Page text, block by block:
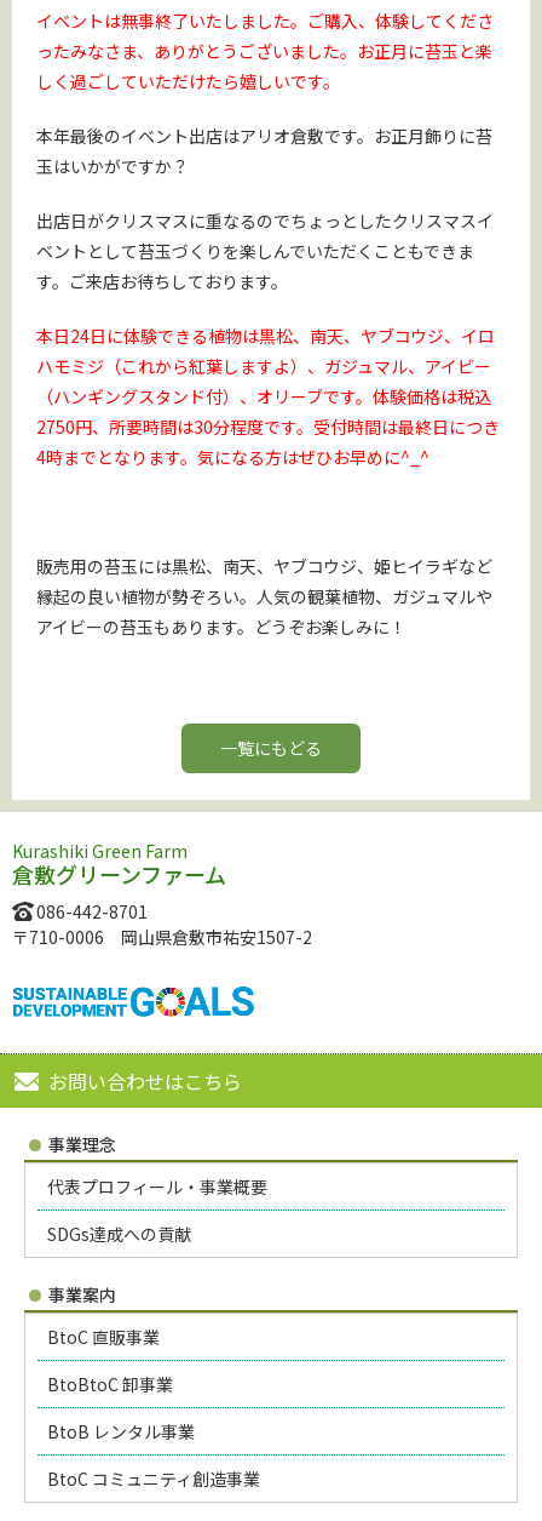
イベントは無事終了いたしました。ご購入、体験してくださ
ったみなさま、ありがとうございました。お正月に苔玉と楽
しく過ごしていただけたら嬉しいです。
本年最後のイベント出店はアリオ倉敷です。お正月飾りに苔
玉はいかがですか？
出店日がクリスマスに重なるのでちょっとしたクリスマスイ
ベントとして苔玉づくりを楽しんでいただくこともできま
す。ご来店お待ちしております。
本日24日に体験できる植物は黒松、南天、ヤブコウジ、イロ
ハモミジ（これから紅葉しますよ）、ガジュマル、アイビー
（ハンギングスタンド付）、オリーブです。体験価格は税込
2750円、所要時間は30分程度です。受付時間は最終日につき
4時までとなります。気になる方はぜひお早めに^_^
販売用の苔玉には黒松、南天、ヤブコウジ、姫ヒイラギなど
縁起の良い植物が勢ぞろい。人気の観葉植物、ガジュマルや
アイビーの苔玉もあります。どうぞお楽しみに！
一覧にもどる
Kurashiki Green Farm
倉敷グリーンファーム
086-442-8701
〒710-0006 岡山県倉敷市祐安1507-2
お問い合わせはこちら
事業理念
代表プロフィール・事業概要
SDGs達成への貢献
事業案内
BtoC 直販事業
BtoBtoC 卸事業
BtoB レンタル事業
BtoC コミュニティ創造事業